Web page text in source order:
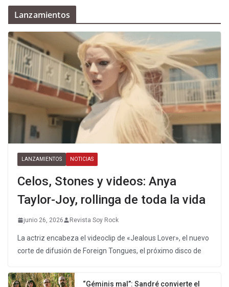
Lanzamientos
LANZAMIENTOS NOTICIAS
Celos, Stones y videos: Anya
Taylor-Joy, rollinga de toda la vida
junio 26, 2026 Revista Soy Rock
La actriz encabeza el videoclip de «Jealous Lover», el nuevo
corte de difusión de Foreign Tongues, el próximo disco de
“Géminis mal”: Sandré convierte el